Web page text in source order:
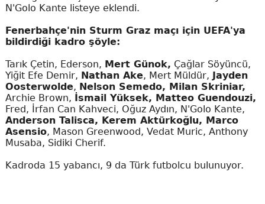
N'Golo Kante listeye eklendi.
Fenerbahçe'nin Sturm Graz maçı için UEFA'ya
bildirdiği kadro şöyle:
Tarık Çetin, Ederson, Mert Günok, Çağlar Söyüncü,
Yiğit Efe Demir, Nathan Ake, Mert Müldür, Jayden
Oosterwolde, Nelson Semedo, Milan Skriniar,
Archie Brown, İsmail Yüksek, Matteo Guendouzi,
Fred, İrfan Can Kahveci, Oğuz Aydın, N'Golo Kante,
Anderson Talisca, Kerem Aktürkoğlu, Marco
Asensio, Mason Greenwood, Vedat Muric, Anthony
Musaba, Sidiki Cherif.
Kadroda 15 yabancı, 9 da Türk futbolcu bulunuyor.